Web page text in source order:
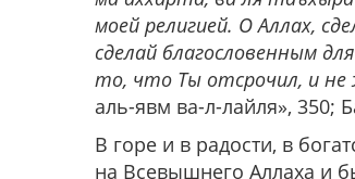
моей религией. О Аллах,
сделай благословенным
то, что Ты отсрочил, и не
аль-явм ва-л-лайля», 350;
В горе и в радости, в
на Всевышнего Аллаха и